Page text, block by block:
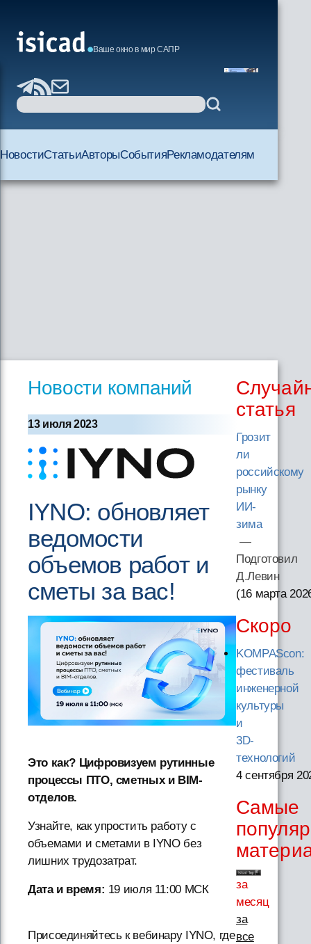
Ваше окно в мир САПР
НовостиСтатьиАвторыСобытияРекламодателям
Новости компаний
13 июля 2023
IYNO: обновляет
ведомости
объемов работ и
сметы за вас!
Это как? Цифровизуем рутинные
процессы ПТО, сметных и BIM-
отделов.
Узнайте, как упростить работу с
объемами и сметами в IYNO без
лишних трудозатрат.
Дата и время: 19 июля 11:00 МСК
Присоединяйтесь к вебинару IYNO, где
статья
Грозит
ли
российскому
рынку
ИИ-
зима
—
Подготовил
Д.Левин
(16 марта
Скоро
KOMPAScon:
фестиваль
инженерной
культуры
и
3D-
технологий
4 сентября
Самые
за
месяц
за
все